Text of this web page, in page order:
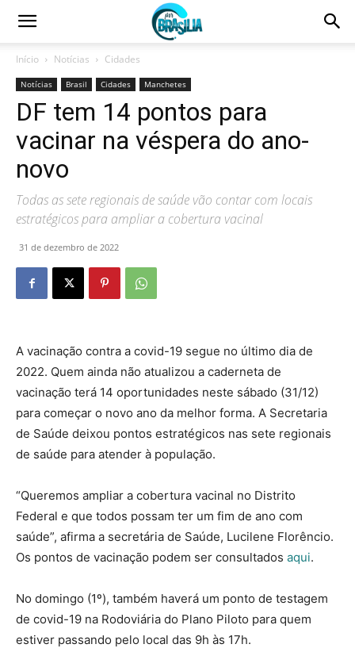
Início Notícias Cidades
Notícias Brasil Cidades Manchetes
DF tem 14 pontos para
vacinar na véspera do ano-
novo
Todas as sete regionais de saúde vão contar com locais
estratégicos para ampliar a cobertura vacinal
31 de dezembro de 2022
A vacinação contra a covid-19 segue no último dia de
2022. Quem ainda não atualizou a caderneta de
vacinação terá 14 oportunidades neste sábado (31/12)
para começar o novo ano da melhor forma. A Secretaria
de Saúde deixou pontos estratégicos nas sete regionais
de saúde para atender à população.
“Queremos ampliar a cobertura vacinal no Distrito
Federal e que todos possam ter um fim de ano com
saúde”, afirma a secretária de Saúde, Lucilene Florêncio.
Os pontos de vacinação podem ser consultados aqui.
No domingo (1º), também haverá um ponto de testagem
de covid-19 na Rodoviária do Plano Piloto para quem
estiver passando pelo local das 9h às 17h.